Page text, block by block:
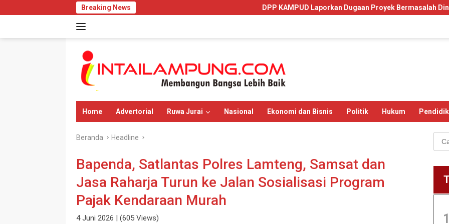
ke
Breaking News DPP KAMPUD Laporkan Dugaan Proyek Bermasalah Dinas PUPR Lamsel 2024 dan
Home Advertorial Ruwa Jurai Nasional Ekonomi dan Bisnis Politik Hukum
Beranda Headline
Bapenda, Satlantas Polres Lamteng, Samsat dan
Jasa Raharja Turun ke Jalan Sosialisasi Program
Pajak Kendaraan Murah
4 Juni 2026 | (605 Views) 1